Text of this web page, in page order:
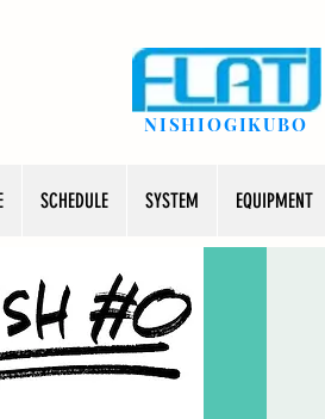
NISHIOGIKUBO
SCHEDULE SYSTEM EQUIPMENT